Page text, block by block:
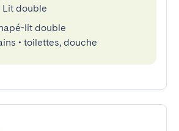
Lit double
lit double
• toilettes, douche